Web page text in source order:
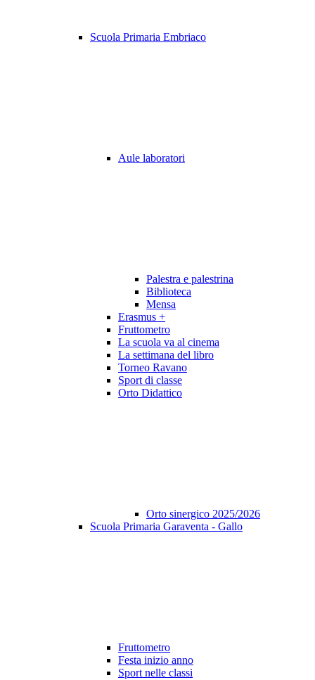
Scuola Primaria Embriaco
Aule laboratori
Palestra e palestrina
Biblioteca
Mensa
Erasmus +
Fruttometro
La scuola va al cinema
La settimana del libro
Torneo Ravano
Sport di classe
Orto Didattico
Orto sinergico 2025/2026
Scuola Primaria Garaventa - Gallo
Fruttometro
Festa inizio anno
Sport nelle classi